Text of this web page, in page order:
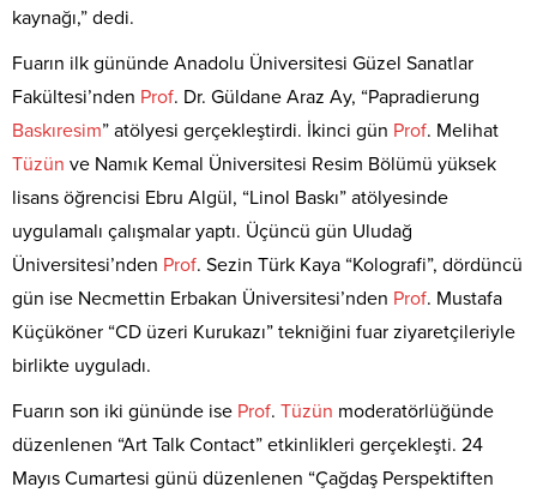
kaynağı,” dedi.
Fuarın ilk gününde Anadolu Üniversitesi Güzel Sanatlar
Fakültesi’nden Prof. Dr. Güldane Araz Ay, “Papradierung
Baskıresim” atölyesi gerçekleştirdi. İkinci gün Prof. Melihat
Tüzün ve Namık Kemal Üniversitesi Resim Bölümü yüksek
lisans öğrencisi Ebru Algül, “Linol Baskı” atölyesinde
uygulamalı çalışmalar yaptı. Üçüncü gün Uludağ
Üniversitesi’nden Prof. Sezin Türk Kaya “Kolografi”, dördüncü
gün ise Necmettin Erbakan Üniversitesi’nden Prof. Mustafa
Küçüköner “CD üzeri Kurukazı” tekniğini fuar ziyaretçileriyle
birlikte uyguladı.
Fuarın son iki gününde ise Prof. Tüzün moderatörlüğünde
düzenlenen “Art Talk Contact” etkinlikleri gerçekleşti. 24
Mayıs Cumartesi günü düzenlenen “Çağdaş Perspektiften